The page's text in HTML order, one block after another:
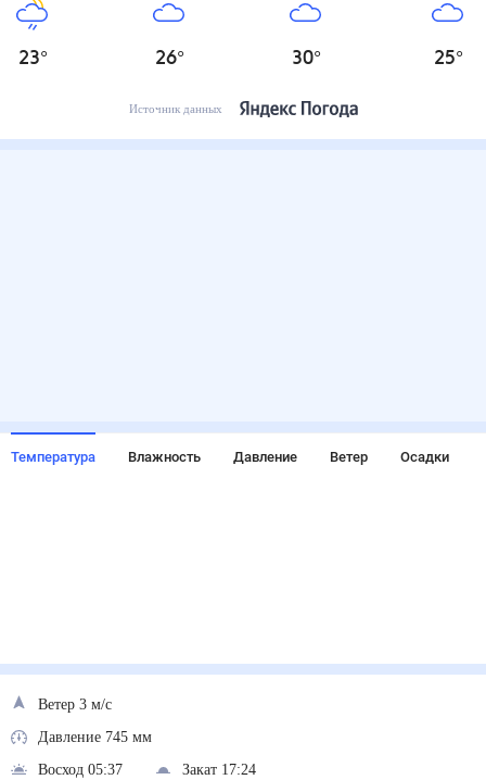
23° 26° 30° 25°
Источник данных
Температура Влажность Давление Ветер Осадки
Ветер 3 м/с
Давление 745 мм
Восход 05:37
Закат 17:24